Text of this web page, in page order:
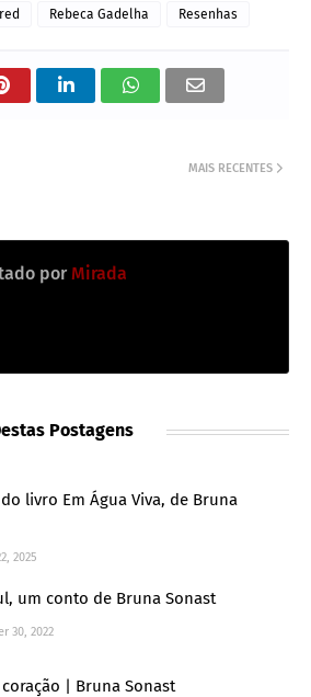
Rebeca Gadelha Resenhas
MAIS RECENTES
por Mirada
Postagens
livro Em Água Viva, de Bruna
2025
um conto de Bruna Sonast
30, 2022
| Bruna Sonast